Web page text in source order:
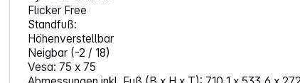
Flicker Free
Standfuß:
Höhenverstellbar
Neigbar (-2 / 18)
Vesa: 75 x 75